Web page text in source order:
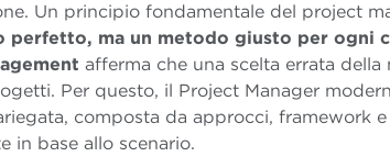
Un principio fondamentale del project
perfetto, ma un metodo giusto per ogni
afferma che una scelta errata
Per questo, il Project Manager
composta da approcci, framework
in base allo scenario.